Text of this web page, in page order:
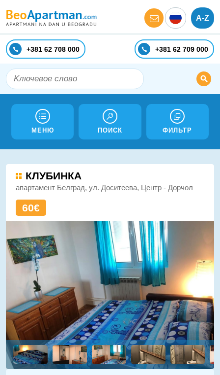
A-Z
+381 62 708 000 +381 62 709 000
МЕНЮ ПОИСК ФИЛЬТР
КЛУБИНКА
апартамент Белград, ул. Доситеева, Центр - Дорчол
60€